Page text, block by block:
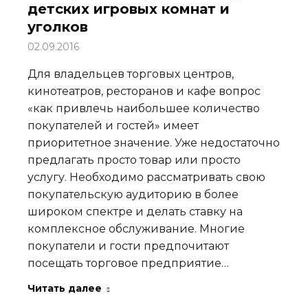
детских игровых комнат и
уголков
02.09.2016
Для владельцев торговых центров,
кинотеатров, ресторанов и кафе вопрос
«как привлечь наибольшее количество
покупателей и гостей» имеет
приоритетное значение. Уже недостаточно
предлагать просто товар или просто
услугу. Необходимо рассматривать свою
покупательскую аудиторию в более
широком спектре и делать ставку на
комплексное обслуживание. Многие
покупатели и гости предпочитают
посещать торговое предприятие…
Читать далее